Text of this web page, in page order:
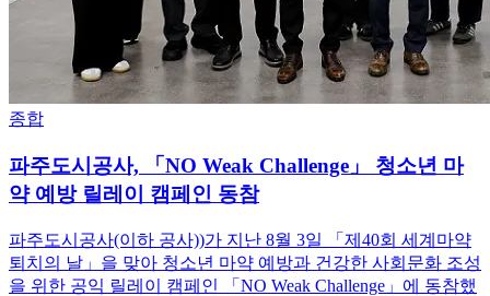
종합
파주도시공사, 「NO Weak Challenge」 청소년 마
약 예방 릴레이 캠페인 동참
파주도시공사(이하 공사))가 지난 8월 3일 「제40회 세계마약
퇴치의 날」을 맞아 청소년 마약 예방과 건강한 사회문화 조성
을 위한 공익 릴레이 캠페인 「NO Weak Challenge」에 동참했